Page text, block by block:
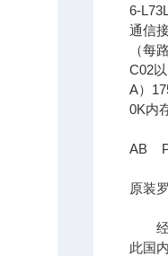
6-
通信
（每
C02
A）
0K内
AB
原装
经过
此国